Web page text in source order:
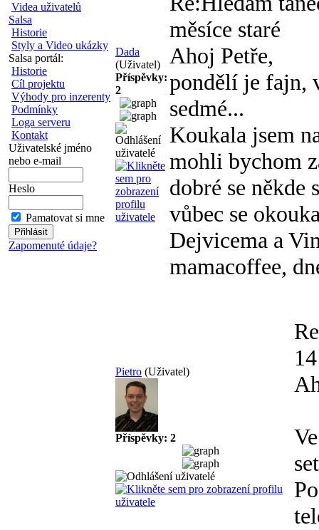
Videa uživatelů
Salsa
Historie
Styly a Video ukázky
Salsa portál:
Historie
Cíl projektu
Výhody pro inzerenty
Podmínky
Loga serveru
Kontakt
Uživatelské jméno
nebo e-mail
Heslo
Pamatovat si mne
Zapomenuté údaje?
Dada
(Uživatel)
Příspěvky:
2
měsíce staré
Ahoj Petře,
pondělí je fajn,
sedmé...
Koukala jsem
mohli bychom
dobré se někde
vůbec se
Dejvicema a
mamacoffee,
Pietro (Uživatel)
Příspěvky: 2